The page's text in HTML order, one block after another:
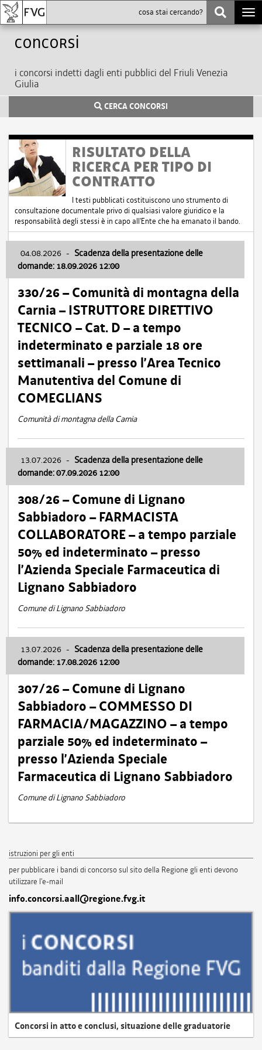
Concorsi
i concorsi indetti dagli enti pubblici del Friuli Venezia
Giulia
CERCA CONCORSI
RISULTATO DELLA
RICERCA PER TIPO DI
CONTRATTO
I testi pubblicati costituiscono uno strumento di
consultazione documentale privo di qualsiasi valore giuridico e la
responsabilità degli stessi è in capo all'Ente che ha emanato il bando.
04.08.2026 - Scadenza della presentazione delle
domande: 18.09.2026 12:00
330/26 – Comunità di montagna della
Carnia – ISTRUTTORE DIRETTIVO
TECNICO – Cat. D – a tempo
indeterminato e parziale 18 ore
settimanali – presso l’Area Tecnico
Manutentiva del Comune di
COMEGLIANS
Comunità di montagna della Carnia
13.07.2026 - Scadenza della presentazione delle
domande: 07.09.2026 12:00
308/26 – Comune di Lignano
Sabbiadoro – FARMACISTA
COLLABORATORE – a tempo parziale
50% ed indeterminato – presso
l’Azienda Speciale Farmaceutica di
Lignano Sabbiadoro
Comune di Lignano Sabbiadoro
13.07.2026 - Scadenza della presentazione delle
domande: 17.08.2026 12:00
307/26 – Comune di Lignano
Sabbiadoro – COMMESSO DI
FARMACIA/MAGAZZINO – a tempo
parziale 50% ed indeterminato –
presso l’Azienda Speciale
Farmaceutica di Lignano Sabbiadoro
Comune di Lignano Sabbiadoro
istruzioni per gli enti
per pubblicare i bandi di concorso sul sito della Regione gli enti devono
utilizzare l'e-mail
info.concorsi.aall@regione.fvg.it
Concorsi in atto e conclusi, situazione delle graduatorie